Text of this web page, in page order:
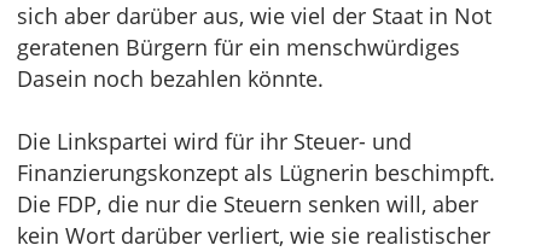
sich aber darüber aus, wie viel der Staat in Not
geratenen Bürgern für ein menschwürdiges
Dasein noch bezahlen könnte.
Die Linkspartei wird für ihr Steuer- und
Finanzierungskonzept als Lügnerin beschimpft.
Die FDP, die nur die Steuern senken will, aber
kein Wort darüber verliert, wie sie realistischer